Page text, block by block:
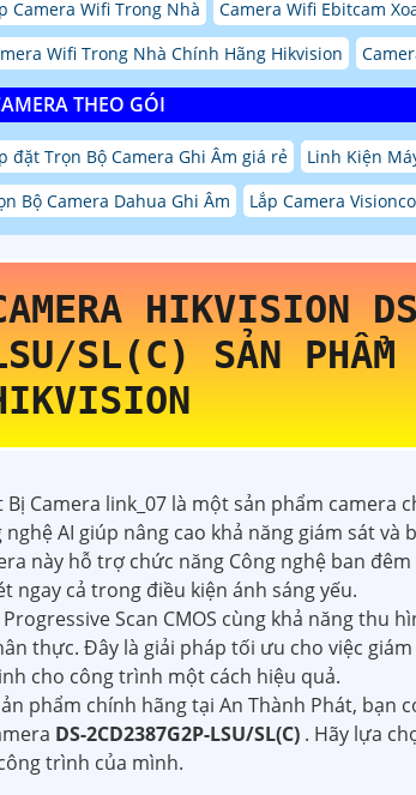
Camera Wifi Trong Nhà
Camera Wifi Ebitcam
Wifi Trong Nhà Chính Hãng Hikvision
THEO GÓI
đặt Trọn Bộ Camera Ghi Âm giá rẻ Linh Kiện
Bộ Camera Dahua Ghi Âm
Lắp Camera
HIKVISION
SL(C) SẢN
Bị Camera link_07 là một sản phẩm camera
nghệ AI giúp nâng cao khả năng giám sát
này hỗ trợ chức năng Công nghệ ban
ngay cả trong điều kiện ánh sáng yếu.
Progressive Scan CMOS cùng khả năng thu
thực. Đây là giải pháp tối ưu cho việc
cho công trình một cách hiệu quả.
phẩm chính hãng tại An Thành Phát, bạn
DS-2CD2387G2P-LSU/SL(C) . Hãy lựa
trình của mình.